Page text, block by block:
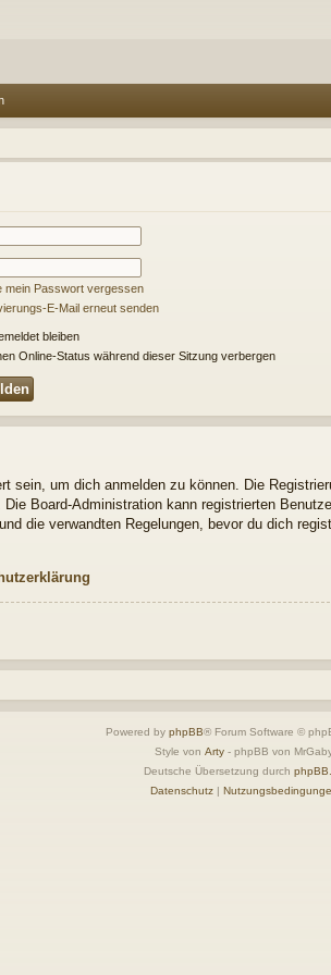
mein Passwort vergessen
E-Mail erneut senden
bleiben
Online-Status während dieser Sitzung verbergen
sein, um dich anmelden zu können. Die
Board-Administration kann registrierten
die verwandten Regelungen, bevor du dich
Powered by phpBB® Forum Software ©
Style von Arty - phpBB von
Deutsche Übersetzung durch
Datenschutz|